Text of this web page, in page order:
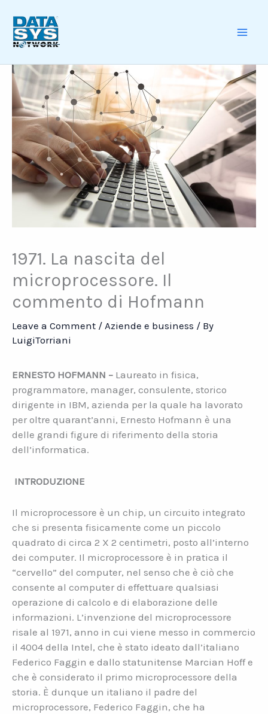
content
1971. La nascita del
microprocessore. Il
commento di Hofmann
Leave a Comment / Aziende e business / By
LuigiTorriani
ERNESTO HOFMANN – Laureato in fisica,
programmatore, manager, consulente, storico
dirigente in IBM, azienda per la quale ha lavorato
per oltre quarant’anni, Ernesto Hofmann è una
delle grandi figure di riferimento della storia
dell’informatica.
INTRODUZIONE
Il microprocessore è un chip, un circuito integrato
che si presenta fisicamente come un piccolo
quadrato di circa 2 X 2 centimetri, posto all’interno
dei computer. Il microprocessore è in pratica il
“cervello” del computer, nel senso che è ciò che
consente al computer di effettuare qualsiasi
operazione di calcolo e di elaborazione delle
informazioni. L’invenzione del microprocessore
risale al 1971, anno in cui viene messo in commercio
il 4004 della Intel, che è stato ideato dall’italiano
Federico Faggin e dallo statunitense Marcian Hoff e
che è considerato il primo microprocessore della
storia. È dunque un italiano il padre del
microprocessore, Federico Faggin, che ha